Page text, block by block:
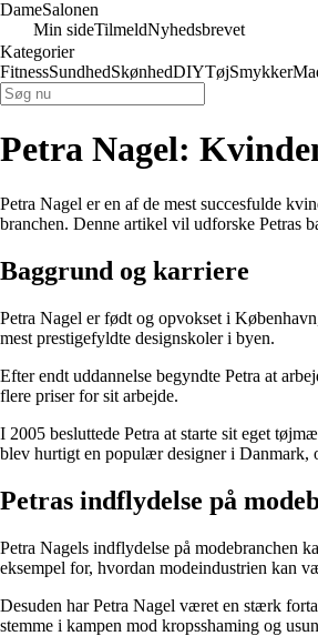
DameSalonen
Min sideTilmeldNyhedsbrevet
Kategorier
FitnessSundhedSkønhedDIYTøjSmykker
Petra Nagel:
Petra Nagel er en af de mest succesfulde
branchen. Denne artikel vil udforske Petras
Baggrund og karriere
Petra Nagel er født og opvokset i
mest prestigefyldte designskoler i byen.
Efter endt uddannelse begyndte Petra at
flere priser for sit arbejde.
I 2005 besluttede Petra at starte sit eget
blev hurtigt en populær designer i Danmark,
Petras indflydelse på
Petra Nagels indflydelse på modebranchen
eksempel for, hvordan modeindustrien kan
Desuden har Petra Nagel været en stærk
stemme i kampen mod kropsshaming og